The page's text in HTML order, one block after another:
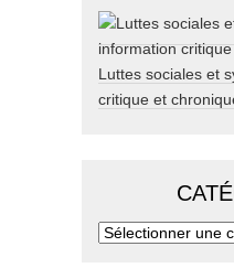
Luttes sociales et
critique et